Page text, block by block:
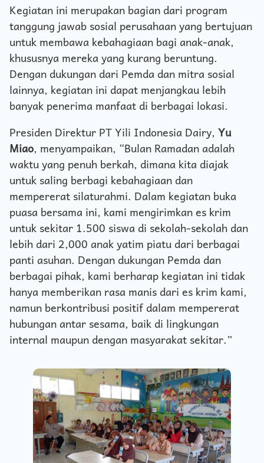
Kegiatan ini merupakan bagian dari program
tanggung jawab sosial perusahaan yang bertujuan
untuk membawa kebahagiaan bagi anak-anak,
khususnya mereka yang kurang beruntung.
Dengan dukungan dari Pemda dan mitra sosial
lainnya, kegiatan ini dapat menjangkau lebih
banyak penerima manfaat di berbagai lokasi.
Presiden Direktur PT Yili Indonesia Dairy, Yu
Miao, menyampaikan, “Bulan Ramadan adalah
waktu yang penuh berkah, dimana kita diajak
untuk saling berbagi kebahagiaan dan
mempererat silaturahmi. Dalam kegiatan buka
puasa bersama ini, kami mengirimkan es krim
untuk sekitar 1.500 siswa di sekolah-sekolah dan
lebih dari 2,000 anak yatim piatu dari berbagai
panti asuhan. Dengan dukungan Pemda dan
berbagai pihak, kami berharap kegiatan ini tidak
hanya memberikan rasa manis dari es krim kami,
namun berkontribusi positif dalam mempererat
hubungan antar sesama, baik di lingkungan
internal maupun dengan masyarakat sekitar.”